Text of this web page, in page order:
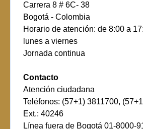
Carrera 8 # 6C- 38
Bogotá - Colombia
Horario de atención: de 8:00 a
lunes a viernes
Jornada continua
Contacto
Atención ciudadana
Teléfonos: (57+1) 3811700,
Ext.: 40246
Línea fuera de Bogotá 01-8000-